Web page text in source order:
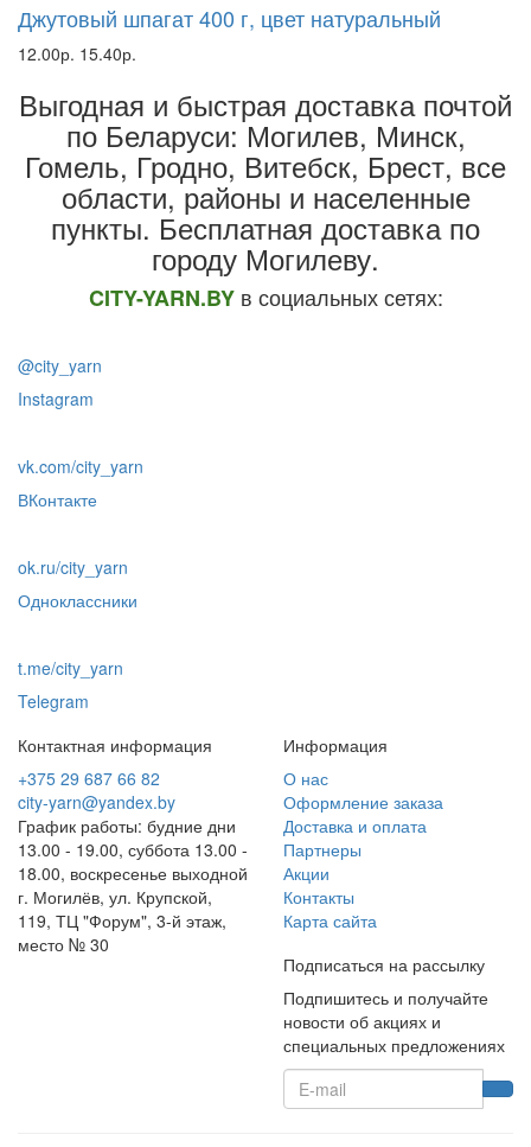
Джутовый шпагат 400 г, цвет натуральный
12.00р. 15.40р.
Выгодная и быстрая доставка почтой
по Беларуси: Могилев, Минск,
Гомель, Гродно, Витебск, Брест,все
области, районы и населенные
пункты. Бесплатная доставка по
городу Могилеву.
CITY-YARN.BYв социальных сетях:
@city_yarn
Instagram
vk.com/city_yarn
ВКонтакте
ok.ru/city_yarn
Одноклассники
t.me/city_yarn
Telegram
Контактная информация
+375 29 687 66 82
city-yarn@yandex.by
График работы: будние дни
13.00 - 19.00, суббота 13.00 -
18.00, воскресенье выходной
г. Могилёв, ул. Крупской,
119, ТЦ "Форум", 3-й этаж,
место № 30
Информация
О нас
Оформление заказа
Доставка и оплата
Партнеры
Акции
Контакты
Карта сайта
Подписаться на рассылку
Подпишитесь и получайте
новости об акциях и
специальных предложениях